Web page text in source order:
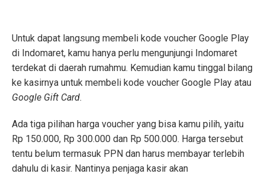
Untuk dapat langsung membeli kode voucher Google Play
di Indomaret, kamu hanya perlu mengunjungi Indomaret
terdekat di daerah rumahmu. Kemudian kamu tinggal bilang
ke kasirnya untuk membeli kode voucher Google Play atau
Google Gift Card.
Ada tiga pilihan harga voucher yang bisa kamu pilih, yaitu
Rp 150.000, Rp 300.000 dan Rp 500.000. Harga tersebut
tentu belum termasuk PPN dan harus membayar terlebih
dahulu di kasir. Nantinya penjaga kasir akan